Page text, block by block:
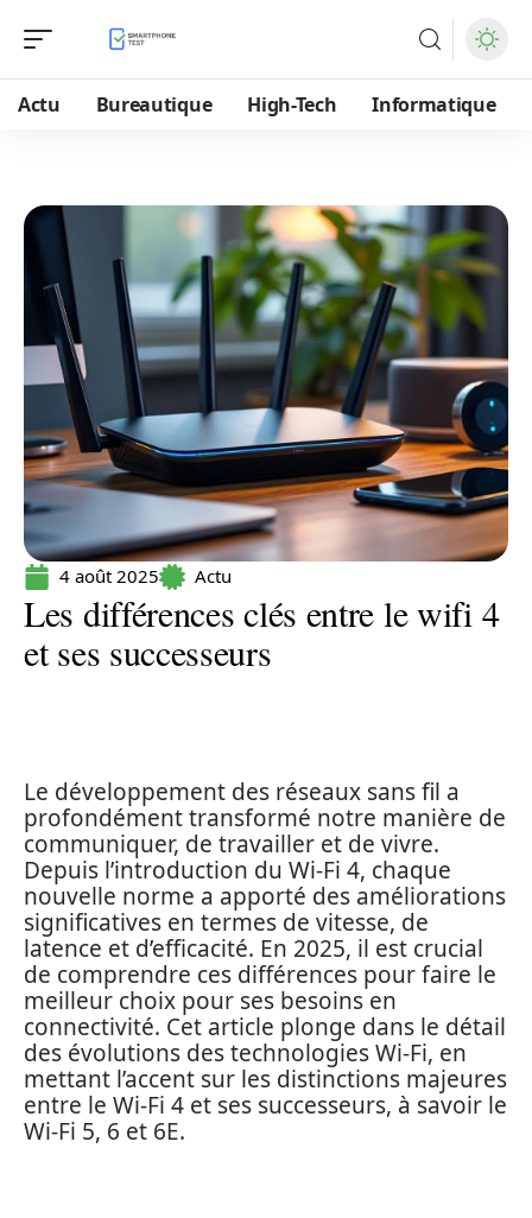
Actu Bureautique High-Tech Informatique
4 août 2025 Actu
Les différences clés entre le wifi 4
et ses successeurs
Le développement des réseaux sans fil a
profondément transformé notre manière de
communiquer, de travailler et de vivre.
Depuis l’introduction du Wi-Fi 4, chaque
nouvelle norme a apporté des améliorations
significatives en termes de vitesse, de
latence et d’efficacité. En 2025, il est crucial
de comprendre ces différences pour faire le
meilleur choix pour ses besoins en
connectivité. Cet article plonge dans le détail
des évolutions des technologies Wi-Fi, en
mettant l’accent sur les distinctions majeures
entre le Wi-Fi 4 et ses successeurs, à savoir le
Wi-Fi 5, 6 et 6E.